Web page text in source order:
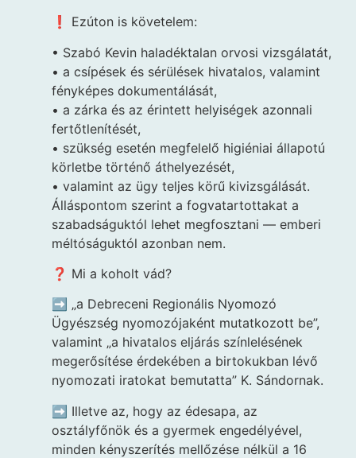
❗ Ezúton is követelem:
• Szabó Kevin haladéktalan orvosi vizsgálatát,
• a csípések és sérülések hivatalos, valamint
fényképes dokumentálását,
• a zárka és az érintett helyiségek azonnali
fertőtlenítését,
• szükség esetén megfelelő higiéniai állapotú
körletbe történő áthelyezését,
• valamint az ügy teljes körű kivizsgálását.
Álláspontom szerint a fogvatartottakat a
szabadságuktól lehet megfosztani — emberi
méltóságuktól azonban nem.
❓ Mi a koholt vád?
➡️ „a Debreceni Regionális Nyomozó
Ügyészség nyomozójaként mutatkozott be”,
valamint „a hivatalos eljárás színlelésének
megerősítése érdekében a birtokukban lévő
nyomozati iratokat bemutatta” K. Sándornak.
➡️ Illetve az, hogy az édesapa, az
osztályfőnök és a gyermek engedélyével,
minden kényszerítés mellőzése nélkül a 16